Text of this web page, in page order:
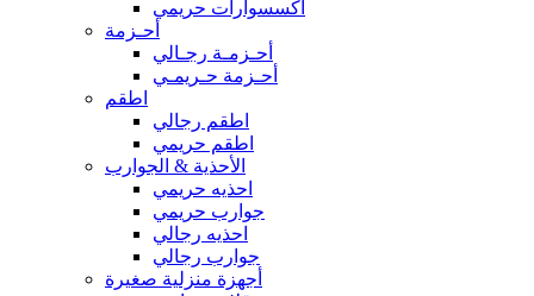
اكسسوارات حريمي
أحـزمة
أحـزمـة رجـالي
أحـزمة حـريمـي
اطقم
اطقم رجالي
اطقم حريمي
الأحذية & الجوارب
احذيه حريمي
جوارب حريمي
احذيه رجالي
جوارب رجالي
أجهزة منزلية صغيرة